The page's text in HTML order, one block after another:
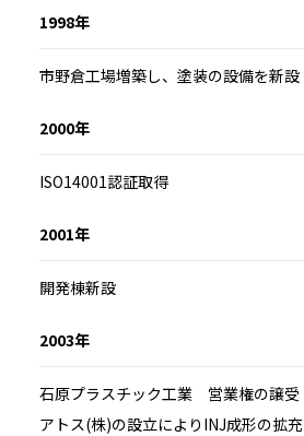
1998年
市野倉工場増築し、塗装の設備を新設
2000年
ISO14001認証取得
2001年
開発棟新設
2003年
石原プラスチック工業 営業権の譲受
アトス(株)の設立によりINJ成形の拡充